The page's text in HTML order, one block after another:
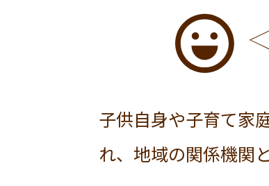
子供自身や子育て家
れ、地域の関係機関